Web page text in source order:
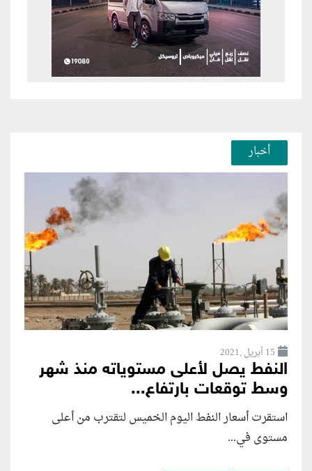
أخبار
15 أبريل ,2021
النفط يصل لأعلى مستوياته منذ شهر
وسط توقعات بارتفاع...
استقرت أسعار النفط اليوم الخميس لتقترب من أعلى
مستوى في...